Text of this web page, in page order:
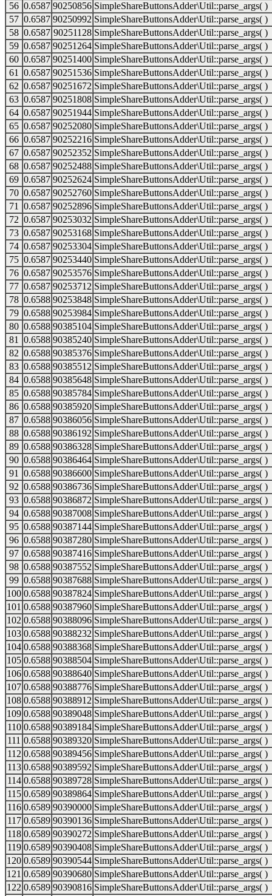
56 0.6587 90250856 SimpleShareButtonsAdder\Util::parse_args( )
57 0.6587 90250992 SimpleShareButtonsAdder\Util::parse_args( )
58 0.6587 90251128 SimpleShareButtonsAdder\Util::parse_args( )
59 0.6587 90251264 SimpleShareButtonsAdder\Util::parse_args( )
60 0.6587 90251400 SimpleShareButtonsAdder\Util::parse_args( )
61
0.6587 90251536 SimpleShareButtonsAdder\Util::parse_args( )
62 0.6587 90251672 SimpleShareButtonsAdder\Util::parse_args( )
63 0.6587 90251808 SimpleShareButtonsAdder\Util::parse_args( )
64 0.6587 90251944 SimpleShareButtonsAdder\Util::parse_args( )
65 0.6587 90252080 SimpleShareButtonsAdder\Util::parse_args( )
66 0.6587 90252216 SimpleShareButtonsAdder\Util::parse_args( )
67 0.6587 90252352 SimpleShareButtonsAdder\Util::parse_args( )
68 0.6587 90252488 SimpleShareButtonsAdder\Util::parse_args( )
69 0.6587 90252624 SimpleShareButtonsAdder\Util::parse_args( )
70 0.6587 90252760 SimpleShareButtonsAdder\Util::parse_args( )
71
0.6587 90252896 SimpleShareButtonsAdder\Util::parse_args( )
72 0.6587 90253032 SimpleShareButtonsAdder\Util::parse_args( )
73 0.6587 90253168 SimpleShareButtonsAdder\Util::parse_args( )
74 0.6587 90253304 SimpleShareButtonsAdder\Util::parse_args( )
75 0.6587 90253440 SimpleShareButtonsAdder\Util::parse_args( )
76 0.6587 90253576 SimpleShareButtonsAdder\Util::parse_args( )
77 0.6587 90253712 SimpleShareButtonsAdder\Util::parse_args( )
78 0.6588 90253848 SimpleShareButtonsAdder\Util::parse_args( )
79 0.6588 90253984 SimpleShareButtonsAdder\Util::parse_args( )
80 0.6588 90385104 SimpleShareButtonsAdder\Util::parse_args( )
81
0.6588 90385240 SimpleShareButtonsAdder\Util::parse_args( )
82 0.6588 90385376 SimpleShareButtonsAdder\Util::parse_args( )
83 0.6588 90385512 SimpleShareButtonsAdder\Util::parse_args( )
84 0.6588 90385648 SimpleShareButtonsAdder\Util::parse_args( )
85 0.6588 90385784 SimpleShareButtonsAdder\Util::parse_args( )
86 0.6588 90385920 SimpleShareButtonsAdder\Util::parse_args( )
87 0.6588 90386056 SimpleShareButtonsAdder\Util::parse_args( )
88 0.6588 90386192 SimpleShareButtonsAdder\Util::parse_args( )
89 0.6588 90386328 SimpleShareButtonsAdder\Util::parse_args( )
90 0.6588 90386464 SimpleShareButtonsAdder\Util::parse_args( )
91
0.6588 90386600 SimpleShareButtonsAdder\Util::parse_args( )
92 0.6588 90386736 SimpleShareButtonsAdder\Util::parse_args( )
93 0.6588 90386872 SimpleShareButtonsAdder\Util::parse_args( )
94 0.6588 90387008 SimpleShareButtonsAdder\Util::parse_args( )
95 0.6588 90387144 SimpleShareButtonsAdder\Util::parse_args( )
96 0.6588 90387280 SimpleShareButtonsAdder\Util::parse_args( )
97 0.6588 90387416 SimpleShareButtonsAdder\Util::parse_args( )
98 0.6588 90387552 SimpleShareButtonsAdder\Util::parse_args( )
99 0.6588 90387688 SimpleShareButtonsAdder\Util::parse_args( )
100 0.6588 90387824 SimpleShareButtonsAdder\Util::parse_args( )
101 0.6588 90387960 SimpleShareButtonsAdder\Util::parse_args( )
102 0.6588 90388096 SimpleShareButtonsAdder\Util::parse_args( )
103 0.6588 90388232 SimpleShareButtonsAdder\Util::parse_args( )
104 0.6588 90388368 SimpleShareButtonsAdder\Util::parse_args( )
105 0.6588 90388504 SimpleShareButtonsAdder\Util::parse_args( )
106 0.6588 90388640 SimpleShareButtonsAdder\Util::parse_args( )
107 0.6588 90388776 SimpleShareButtonsAdder\Util::parse_args( )
108 0.6588 90388912 SimpleShareButtonsAdder\Util::parse_args( )
109 0.6588 90389048 SimpleShareButtonsAdder\Util::parse_args( )
110 0.6588 90389184 SimpleShareButtonsAdder\Util::parse_args( )
111 0.6588 90389320 SimpleShareButtonsAdder\Util::parse_args( )
112 0.6588 90389456 SimpleShareButtonsAdder\Util::parse_args( )
113 0.6588 90389592 SimpleShareButtonsAdder\Util::parse_args( )
114 0.6588 90389728 SimpleShareButtonsAdder\Util::parse_args( )
115 0.6589 90389864 SimpleShareButtonsAdder\Util::parse_args( )
116 0.6589 90390000 SimpleShareButtonsAdder\Util::parse_args( )
117 0.6589 90390136 SimpleShareButtonsAdder\Util::parse_args( )
118 0.6589 90390272 SimpleShareButtonsAdder\Util::parse_args( )
119 0.6589 90390408 SimpleShareButtonsAdder\Util::parse_args( )
120 0.6589 90390544 SimpleShareButtonsAdder\Util::parse_args( )
121 0.6589 90390680 SimpleShareButtonsAdder\Util::parse_args( )
122 0.6589 90390816 SimpleShareButtonsAdder\Util::parse_args( )